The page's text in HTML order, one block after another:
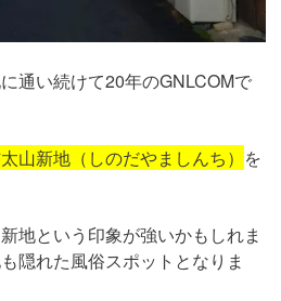
通い続けて20年のGNLCOMで
山新地（しのだやましんち） を
地という印象が強いかもしれま
隠れた風俗スポットとなりま